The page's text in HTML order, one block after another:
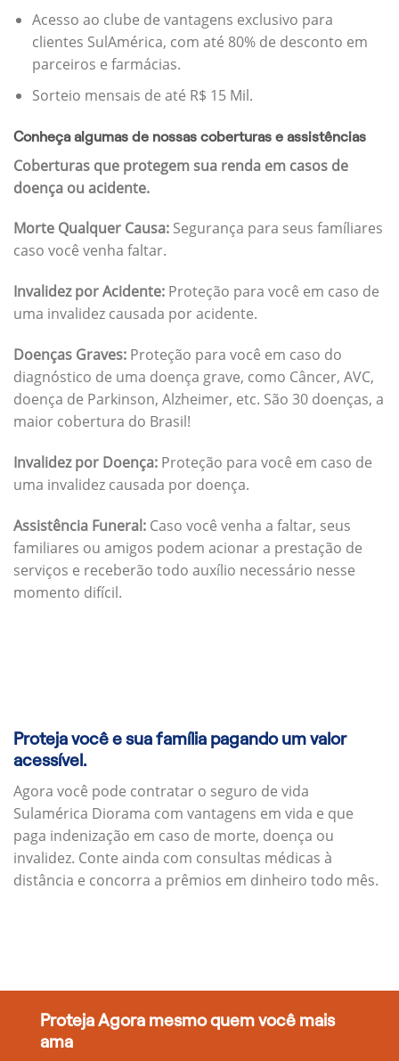
Acesso ao clube de vantagens exclusivo para
clientes SulAmérica, com até 80% de desconto em
parceiros e farmácias.
Sorteio mensais de até R$ 15 Mil.
Conheça algumas de nossas coberturas e assistências
Coberturas que protegem sua renda em casos de
doença ou acidente.
Morte Qualquer Causa: Segurança para seus famíliares
caso você venha faltar.
Invalidez por Acidente: Proteção para você em caso de
uma invalidez causada por acidente.
Doenças Graves: Proteção para você em caso do
diagnóstico de uma doença grave, como Câncer, AVC,
doença de Parkinson, Alzheimer, etc. São 30 doenças, a
maior cobertura do Brasil!
Invalidez por Doença: Proteção para você em caso de
uma invalidez causada por doença.
Assistência Funeral: Caso você venha a faltar, seus
familiares ou amigos podem acionar a prestação de
serviços e receberão todo auxílio necessário nesse
momento difícil.
Proteja você e sua família pagando um valor
acessível.
Agora você pode contratar o seguro de vida
Sulamérica Diorama com vantagens em vida e que
paga indenização em caso de morte, doença ou
invalidez. Conte ainda com consultas médicas à
distância e concorra a prêmios em dinheiro todo mês.
Proteja Agora mesmo quem você mais
ama